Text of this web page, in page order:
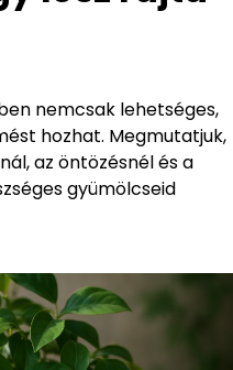
nemcsak lehetséges,
hozhat. Megmutatjuk,
az öntözésnél és a
gyümölcseid